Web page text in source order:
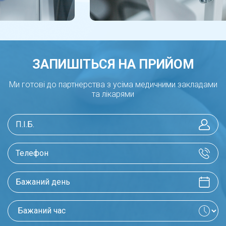
лише ЛІКАРІ нашої лікарні ЕКСПЕРТ.
ЗАПИШІТЬСЯ НА ПРИЙОМ
Ми готові до партнерства з усіма медичними закладами
та лікарями